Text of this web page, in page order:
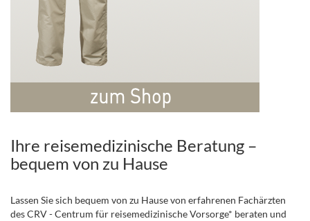
Ihre reisemedizinische Beratung –
bequem von zu Hause
Lassen Sie sich bequem von zu Hause von erfahrenen Fachärzten
des CRV - Centrum für reisemedizinische Vorsorge* beraten und